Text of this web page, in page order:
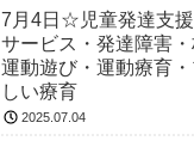
7月4日☆児童発達支
サービス・発達障害・
運動遊び・運動療育
しい療育
2025.07.04